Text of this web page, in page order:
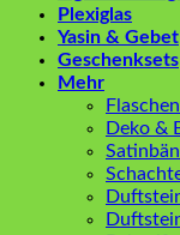
Plexiglas
Yasin & Gebet
Geschenksets
Mehr
Deko &